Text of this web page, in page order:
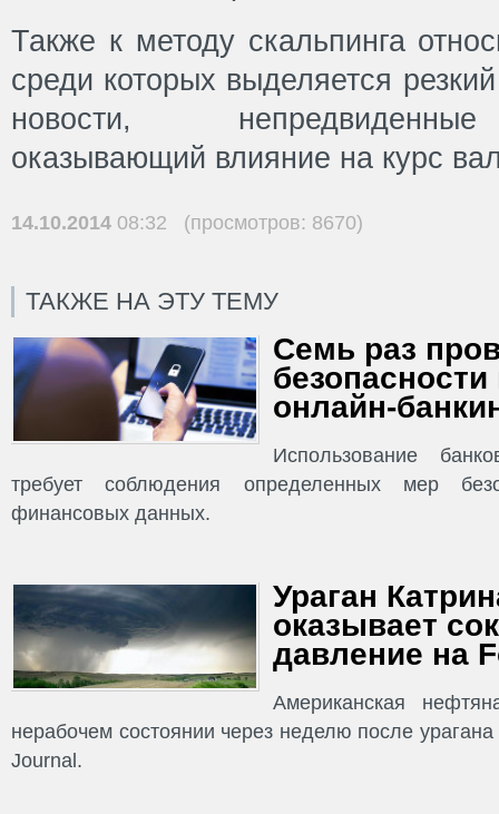
Также к методу скальпинга
среди которых выделяется
новости,
оказывающий влияние на курс
14.10.2014 08:32 (просмотров: 8670)
ТАКЖЕ НА ЭТУ ТЕМУ
Семь раз
онлайн-
Использование
требует соблюдения определенных мер
финансовых данных.
Ураган
оказывает
давление на
Американская
нерабочем состоянии через неделю после
Journal.